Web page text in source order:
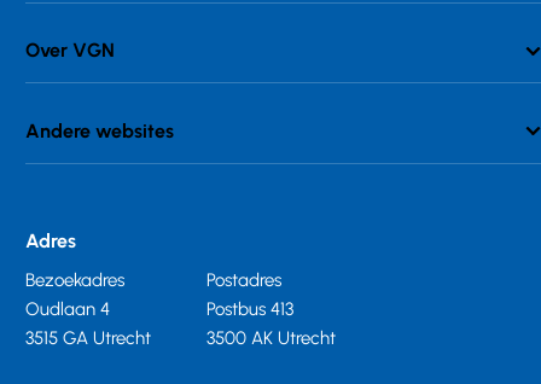
Over VGN
Andere websites
Adres
Bezoekadres
Oudlaan 4
3515 GA Utrecht
Postadres
Postbus 413
3500 AK Utrecht